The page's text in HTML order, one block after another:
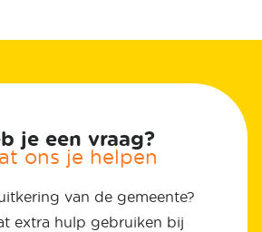
je een vraag?
ons je helpen
van de gemeente?
extra hulp gebruiken bij